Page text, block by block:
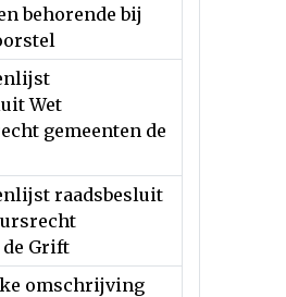
behorende bij
Wet
gemeenten de
raadsbesluit
de Grift
omschrijving